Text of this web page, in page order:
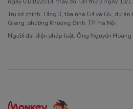
Trụ sở chính: Tầng 3, tòa nhà G4 và G5, dự án
Giang, phường Khương Đình, TP. Hà Nội
Người đại diện pháp luật: Ông Nguyễn